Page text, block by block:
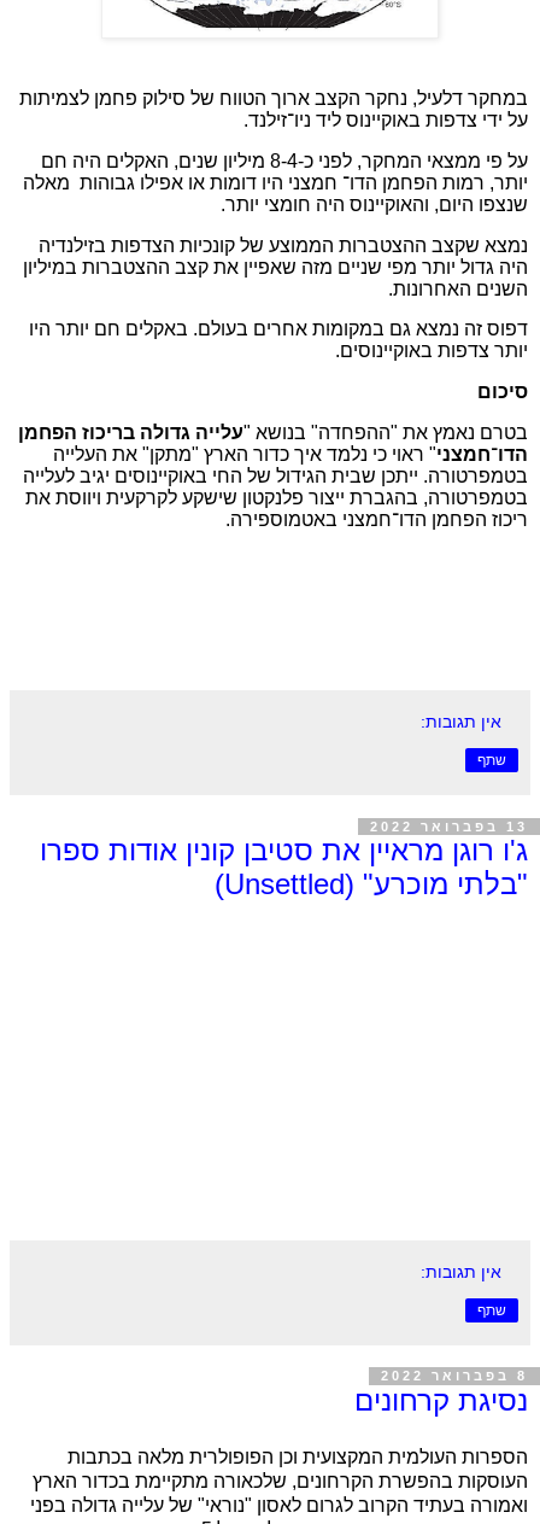
במחקר דלעיל, נחקר הקצב ארוך הטווח של סילוק פחמן לצמיתות
על ידי צדפות באוקיינוס ליד ניו־זילנד.
על פי ממצאי המחקר, לפני כ-8-4 מיליון שנים, האקלים היה חם
יותר, רמות הפחמן הדו־ חמצני היו דומות או אפילו גבוהות מאלה
שנצפו היום, והאוקיינוס היה חומצי יותר.
נמצא שקצב ההצטברות הממוצע של קונכיות הצדפות בזילנדיה
היה גדול יותר מפי שניים מזה שאפיין את קצב ההצטברות במיליון
השנים האחרונות.
דפוס זה נמצא גם במקומות אחרים בעולם. באקלים חם יותר היו
יותר צדפות באוקיינוסים.
סיכום
בטרם נאמץ את "ההפחדה" בנושא "עלייה גדולה בריכוז הפחמן
הדו־חמצני" ראוי כי נלמד איך כדור הארץ "מתקן" את העלייה
בטמפרטורה. ייתכן שבית הגידול של החי באוקיינוסים יגיב לעלייה
בטמפרטורה, בהגברת ייצור פלנקטון שישקע לקרקעית ויווסת את
ריכוז הפחמן הדו־חמצני באטמוספירה.
אין תגובות:
שתף
13 בפברואר 2022
ג'ו רוגן מראיין את סטיבן קונין אודות ספרו
"בלתי מוכרע" (Unsettled)
אין תגובות:
שתף
8 בפברואר 2022
נסיגת קרחונים
הספרות העולמית המקצועית וכן הפופולרית מלאה בכתבות
העוסקות בהפשרת הקרחונים, שלכאורה מתקיימת בכדור הארץ
ואמורה בעתיד הקרוב לגרום לאסון "נוראי" של עלייה גדולה בפני